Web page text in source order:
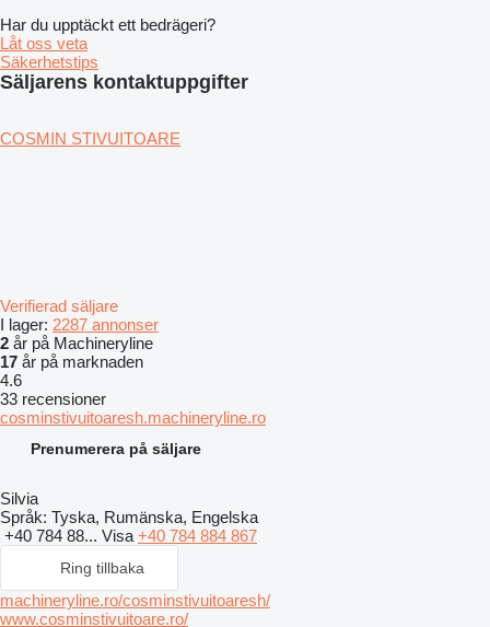
Har du upptäckt ett bedrägeri?
Låt oss veta
Säkerhetstips
Säljarens kontaktuppgifter
COSMIN STIVUITOARE
Verifierad säljare
I lager: 2287 annonser
2 år på Machineryline
17 år på marknaden
4.6
33 recensioner
cosminstivuitoaresh.machineryline.ro
Prenumerera på säljare
Silvia
Språk: Tyska, Rumänska, Engelska
+40 784 88... Visa +40 784 884 867
Ring tillbaka
machineryline.ro/cosminstivuitoaresh/
www.cosminstivuitoare.ro/